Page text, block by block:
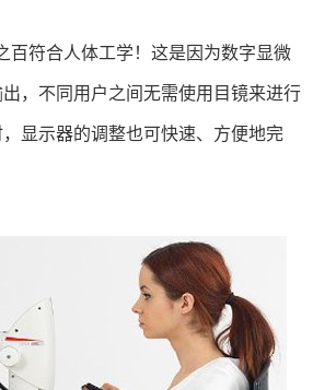
百符合人体工学！这是因为数字显微
，不同用户之间无需使用目镜来进行
显示器的调整也可快速、方便地完